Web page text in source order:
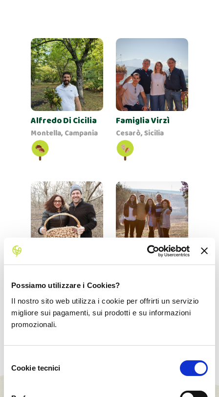
Possiamo utilizzare i Cookies?
Il nostro sito web utilizza i cookie per offrirti un servizio
migliore sui pagamenti, sui prodotti e su informazioni
promozionali.
delCookie tecnici
Alfredo Di Cicilia
Montella, Campania
Famiglia Virzì
Cesarò, Sicilia
Elsa e Denis
Forlì, Emilia-
Romagna
Azienda Agricola
Terradiva
Minervino, Puglia